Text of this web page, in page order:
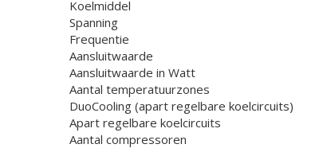
Koelmiddel
Spanning
Frequentie
Aansluitwaarde
Aansluitwaarde in Watt
Aantal temperatuurzones
DuoCooling (apart regelbare koelcircuits)
Apart regelbare koelcircuits
Aantal compressoren